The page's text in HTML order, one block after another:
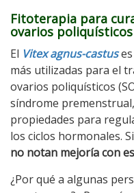
Fitoterapia para
ovarios poliquísticos
El Vitex agnus-castuses
más utilizadas para el
ovarios poliquísticos
síndrome
propiedades para
los ciclos hormonales.
no notan mejoría con
¿Por qué a algunas